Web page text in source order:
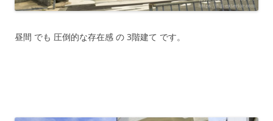
昼間 でも 圧倒的な存在感 の 3階建て です。